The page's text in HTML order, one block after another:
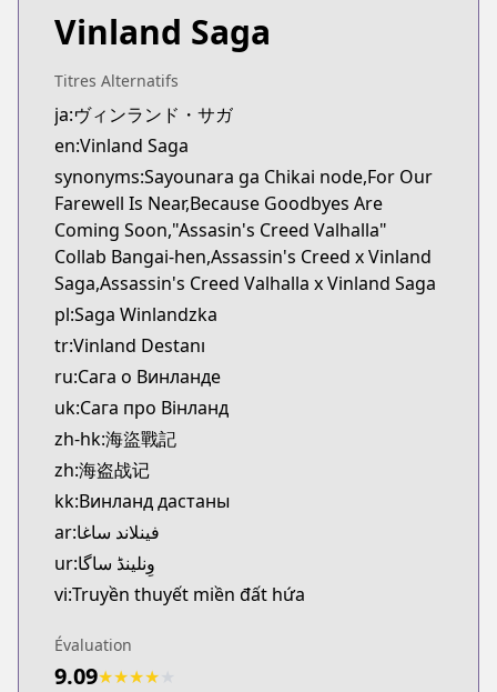
Official Raw
https://pocket.shonenmagazine.com/episode/
Kitsu
Kitsu
https://kitsu.app/manga/1456
CDJapan
CDJapan
https://www.anime-planet.com/manga/https://
MangaUpdates
MangaUpdates
https://www.mangaupdates.com/
Book☆Walker
Book☆Walker
https://bookwalker.jp/series/3555/list
Official English
Official English
https://comics.inkr.com/title/2107-vinland-
Vinland Saga
Titres Alternatifs
ja:ヴィンランド・サガ
en:Vinland Saga
synonyms:Sayounara ga Chikai node,For Our
Farewell Is Near,Because Goodbyes Are
Coming Soon,"Assasin's Creed Valhalla"
Collab Bangai-hen,Assassin's Creed x Vinland
Saga,Assassin's Creed Valhalla x Vinland Saga
pl:Saga Winlandzka
tr:Vinland Destanı
ru:Сага о Винланде
uk:Сага про Вінланд
zh-hk:海盜戰記
zh:海盗战记
kk:Винланд дастаны
ar:فينلاند ساغا
ur:وِنلینڈ ساگا
vi:Truyền thuyết miền đất hứa
Évaluation
9.09★★★★